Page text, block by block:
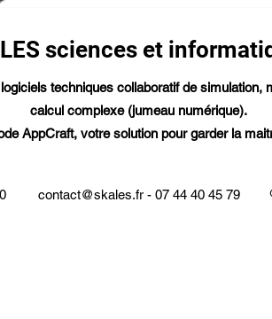
sciences et
techniques collaboratif de simulation,
calcul complexe (jumeau numérique).
AppCraft, votre solution pour garder la
contact@skales.fr- 07 44 40 45 79